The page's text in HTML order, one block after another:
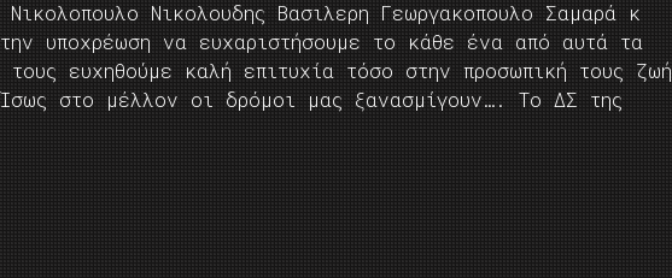
Νικολουδης Βασιλερη Γεωργακοπουλο Σαμαρά κ
υποχρέωση να ευχαριστήσουμε το κάθε ένα από αυτά τα
ευχηθούμε καλή επιτυχία τόσο στην προσωπική τους ζωή
στο μέλλον οι δρόμοι μας ξανασμίγουν…. Το ΔΣ της